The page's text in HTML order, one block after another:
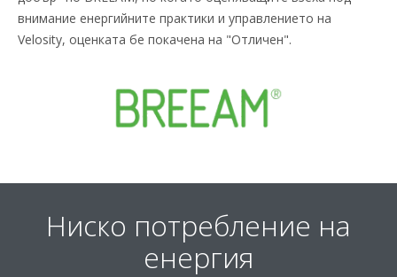
внимание енергийните практики и управлението на
Velosity, оценката бе покачена на "Отличен".
Ниско потребление на
енергия